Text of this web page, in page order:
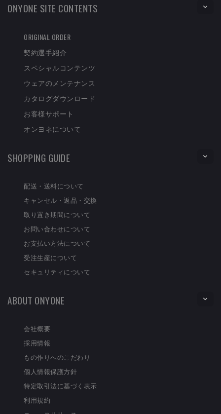
ONYONE SITE CONTENTS
ORIGINAL ORDER
契約選手紹介
スペシャルコンテンツ
ウェアのメンテナンス
カタログダウンロード
お客様サポート
オンヨネについて
SHOPPING GUIDE
配送・送料について
キャンセル・返品・交換
取り置き期間について
お問い合わせについて
お支払い方法について
受注生産について
セキュリティについて
ABOUT ONYONE
会社概要
採用情報
もの作りへのこだわり
個人情報保護方針
特定取引法に基づく表示
利用規約